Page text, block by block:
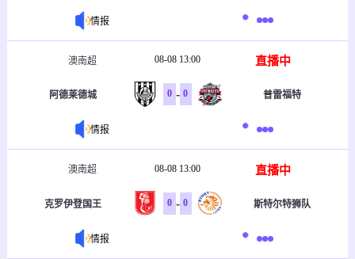
情报
澳南超 08-08 13:00 直播中
阿德莱德城 0 - 0 普雷福特
情报
澳南超 08-08 13:00 直播中
克罗伊登国王 0 - 0 斯特尔特狮队
情报